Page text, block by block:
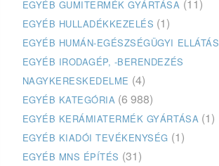
EGYÉB GUMITERMÉK GYÁRTÁSA (11)
EGYÉB HULLADÉKKEZELÉS (1)
EGYÉB HUMÁN-EGÉSZSÉGÜGYI ELLÁTÁS
EGYÉB IRODAGÉP, -BERENDEZÉS
NAGYKERESKEDELME (4)
EGYÉB KATEGÓRIA (6 988)
EGYÉB KERÁMIATERMÉK GYÁRTÁSA (1)
EGYÉB KIADÓI TEVÉKENYSÉG (1)
EGYÉB MNS ÉPÍTÉS (31)